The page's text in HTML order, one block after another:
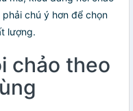
chú ý hơn để chọn
lượng.
chảo theo